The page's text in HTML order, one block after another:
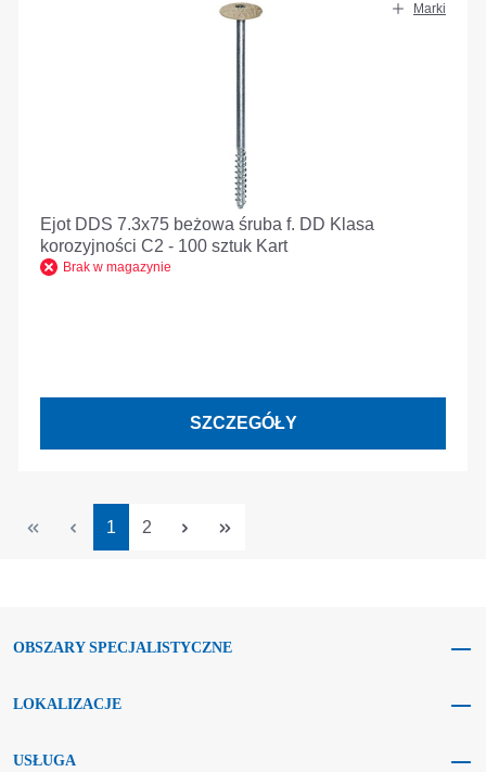
Marki
Ejot DDS 7.3x75 beżowa śruba f. DD Klasa
korozyjności C2 - 100 sztuk Kart
Brak w magazynie
SZCZEGÓŁY
Strona
1 Strona
2
OBSZARY SPECJALISTYCZNE
LOKALIZACJE
USŁUGA